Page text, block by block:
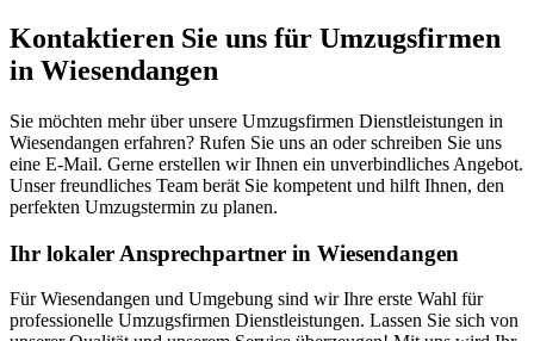
Kontaktieren Sie uns für Umzugsfirmen
in Wiesendangen
Sie möchten mehr über unsere Umzugsfirmen Dienstleistungen in
Wiesendangen erfahren? Rufen Sie uns an oder schreiben Sie uns
eine E-Mail. Gerne erstellen wir Ihnen ein unverbindliches Angebot.
Unser freundliches Team berät Sie kompetent und hilft Ihnen, den
perfekten Umzugstermin zu planen.
Ihr lokaler Ansprechpartner in Wiesendangen
Für Wiesendangen und Umgebung sind wir Ihre erste Wahl für
professionelle Umzugsfirmen Dienstleistungen. Lassen Sie sich von